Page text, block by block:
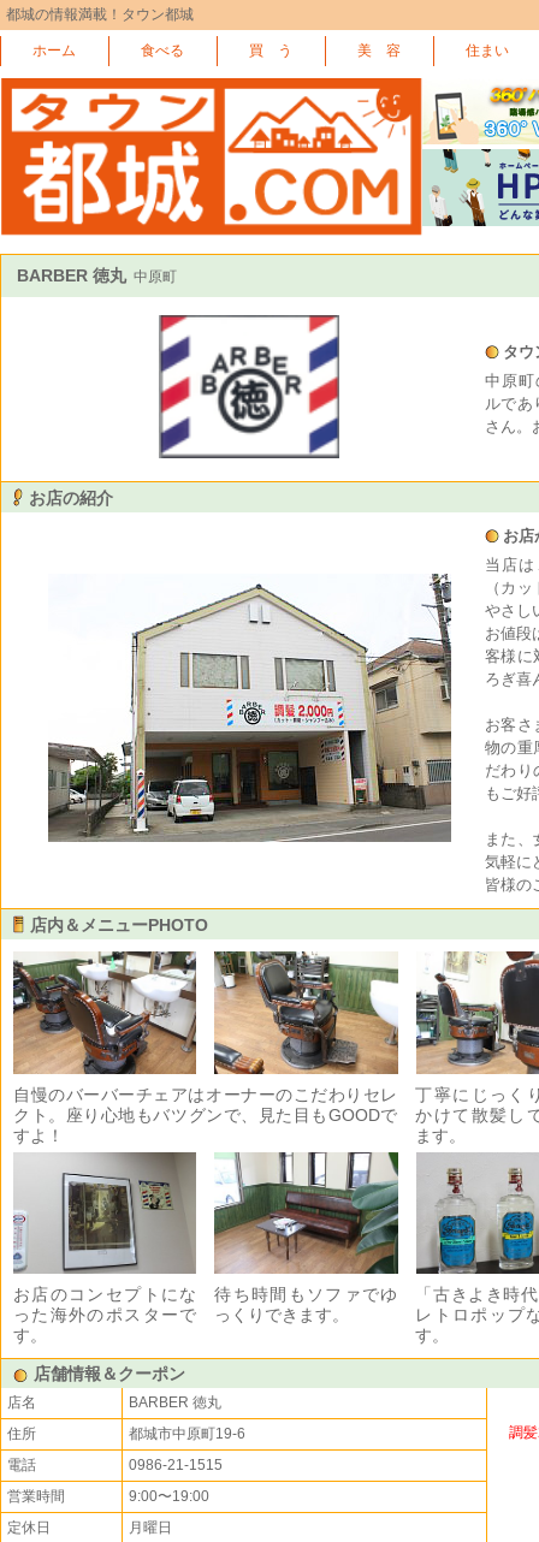
都城の情報満載！タウン都城
ホーム 食べる 買 う 美 容 住まい
BARBER 徳丸 中原町
タウ
中原町
ルであ
さん。
お店の紹介
お店
当店
（カ
やさし
お値段
客様に
ろぎ喜
お客さ
物の重
だわり
もご好
また、
気軽に
皆様の
店内＆メニューPHOTO
自慢のバーバーチェアはオーナーのこだわりセレ
クト。座り心地もバツグンで、見た目もGOODで
すよ！
丁寧にじっく
かけて散髪し
ます。
お店のコンセプトにな
った海外のポスターで
す。
待ち時間もソファでゆ
っくりできます。
「古きよき時
レトロポップ
す。
店舗情報＆クーポン
店名
BARBER 徳丸
住所
都城市中原町19-6
電話
0986-21-1515
営業時間
9:00〜19:00
定休日
月曜日
調